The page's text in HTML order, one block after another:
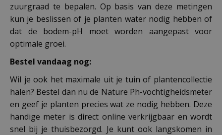
zuurgraad te bepalen. Op basis van deze metingen
kun je beslissen of je planten water nodig hebben of
dat de bodem-pH moet worden aangepast voor
optimale groei.
Bestel vandaag nog:
Wil je ook het maximale uit je tuin of plantencollectie
halen? Bestel dan nu de Nature Ph-vochtigheidsmeter
en geef je planten precies wat ze nodig hebben. Deze
handige meter is direct online verkrijgbaar en wordt
snel bij je thuisbezorgd. Je kunt ook langskomen in